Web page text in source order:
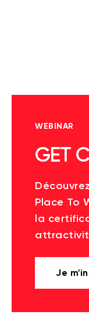
WEBINAR
GET
Place To
la
Je